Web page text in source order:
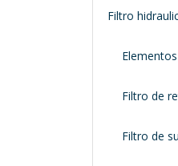
Filtro
Filtro de
Filtro de